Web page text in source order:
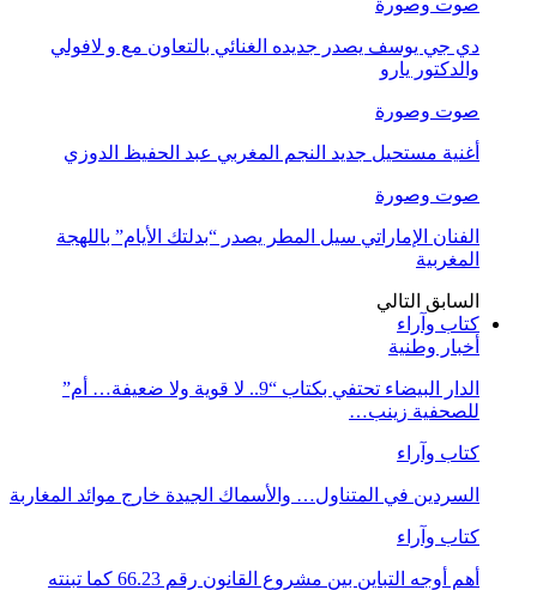
صوت وصورة
دي جي يوسف يصدر جديده الغنائي بالتعاون مع و لافولي
والدكتور يارو
صوت وصورة
أغنية مستحيل جديد النجم المغربي عبد الحفيظ الدوزي
صوت وصورة
الفنان الإماراتي سيل المطر يصدر “بدلتك الأيام” باللهجة
المغربية
السابق التالي
كتاب وآراء
أخبار وطنية
الدار البيضاء تحتفي بكتاب “9.. لا قوية ولا ضعيفة… أم”
للصحفية زينب…
كتاب وآراء
السردين في المتناول… والأسماك الجيدة خارج موائد المغاربة
كتاب وآراء
أهم أوجه التباين بين مشروع القانون رقم 66.23 كما تبنته